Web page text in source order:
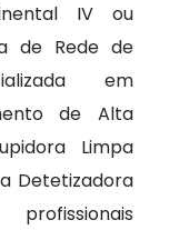
IV ou
de Rede de
em
de Alta
Limpa
Detetizadora